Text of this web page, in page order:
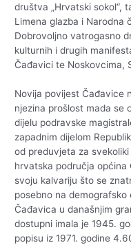
društva „Hrvatski sokol“,
Limena glazba i Narodna
Dobrovoljno vatrogasno
kulturnih i drugih
Čađavici te Noskovcima,
Novija povijest Čađavice
njezina prošlost mada se
dijelu podravske
zapadnim dijelom
od preduvjeta za
hrvatska područja općina
svoju kalvariju što se
posebno na demografsko
Čađavica u današnjim
dostupni imala je 1945.
popisu iz 1971. godine